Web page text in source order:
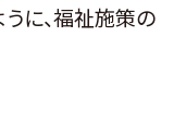
に、福祉施策の